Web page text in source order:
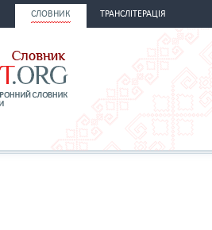
СЛОВНИК ТРАНСЛІТЕРАЦІЯ